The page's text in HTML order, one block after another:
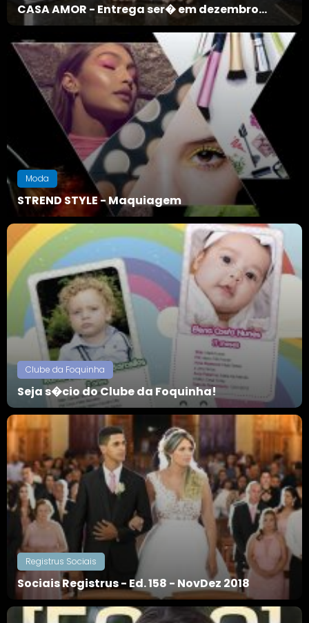
CASA AMOR - Entrega ser� em dezembro...
Moda
STREND STYLE - Maquiagem
Clube da Foquinha
Seja s�cio do Clube da Foquinha!
Registrus Sociais
Sociais Registrus - Ed. 158 - NovDez 2018